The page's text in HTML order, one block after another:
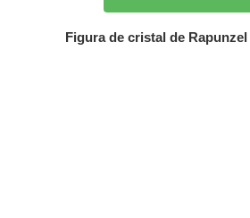
Figura de cristal de